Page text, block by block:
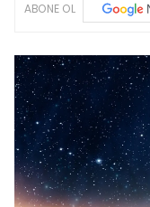
ABONE OL